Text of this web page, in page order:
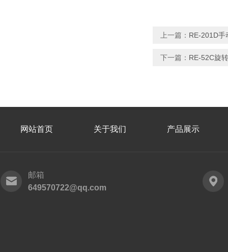
上一篇： RE-201D手
下一篇： RE-52C旋
网站首页 关于我们 产品展示
邮箱
649570722@qq.com